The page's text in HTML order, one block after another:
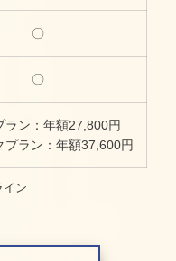
〇
〇
ラン：年額27,800円
プラン：年額37,600円
イン